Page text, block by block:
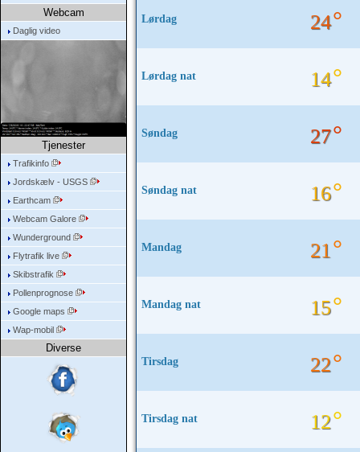
Webcam
Daglig video
Tjenester
Trafikinfo
Jordskælv - USGS
Earthcam
Webcam Galore
Wunderground
Flytrafik live
Skibstrafik
Pollenprognose
Google maps
Wap-mobil
Diverse
Lørdag 24°
Lørdag nat 14°
Søndag 27°
Søndag nat 16°
Mandag 21°
Mandag nat 15°
Tirsdag 22°
Tirsdag nat 12°